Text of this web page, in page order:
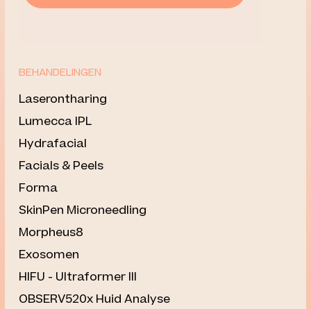
BEHANDELINGEN
Laserontharing
Lumecca IPL
Hydrafacial
Facials & Peels
Forma
SkinPen Microneedling
Morpheus8
Exosomen
HIFU - Ultraformer III
OBSERV520x Huid Analyse